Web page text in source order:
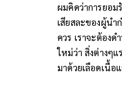
ผมคิดว่าการยอ
เสียสละของผู้น
ควร เราจะต้อง
ใหม่ว่า สิ่งต่างๆ
มาด้วยเลือดเนื้